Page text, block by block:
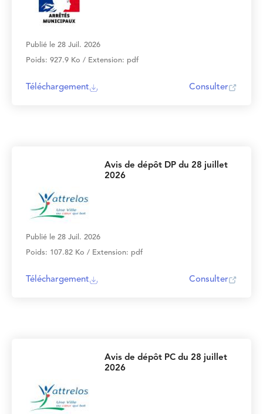
Publié le 28 Juil. 2026
Poids: 927.9 Ko / Extension: pdf
Téléchargement Consulter
Avis de dépôt DP du 28 juillet
2026
Publié le 28 Juil. 2026
Poids: 107.82 Ko / Extension: pdf
Téléchargement Consulter
Avis de dépôt PC du 28 juillet
2026